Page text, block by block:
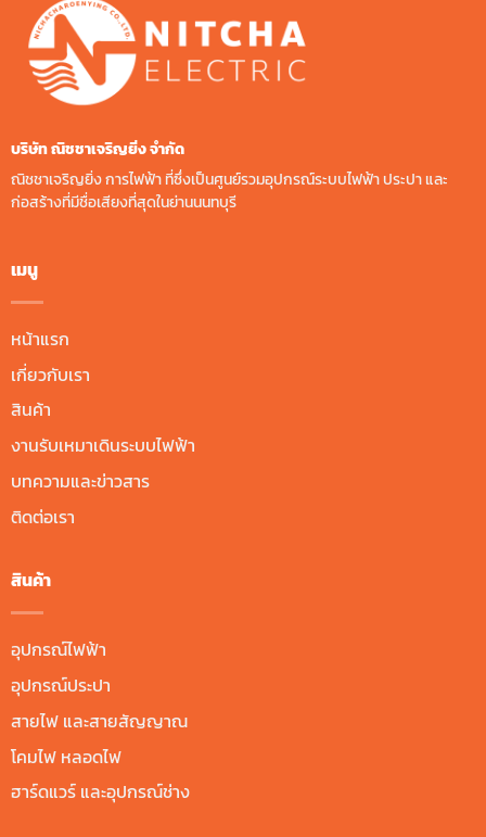
บริษัท ณิชชาเจริญยิ่ง จํากัด
ณิชชาเจริญยิ่ง การไฟฟ้า ที่ซึ่งเป็นศูนย์รวมอุปกรณ์ระบบไฟฟ้า ประปา และ
ก่อสร้างที่มีชื่อเสียงที่สุดในย่านนนทบุรี
เมนู
หน้าแรก
เกี่ยวกับเรา
สินค้า
งานรับเหมาเดินระบบไฟฟ้า
บทความและข่าวสาร
ติดต่อเรา
สินค้า
อุปกรณ์ไฟฟ้า
อุปกรณ์ประปา
สายไฟ และสายสัญญาณ
โคมไฟ หลอดไฟ
ฮาร์ดแวร์ และอุปกรณ์ช่าง